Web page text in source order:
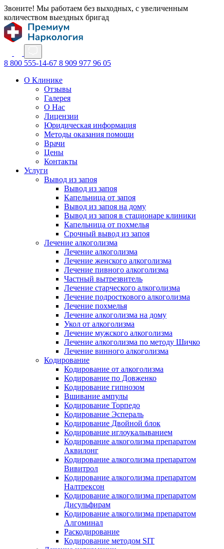
Звоните! Мы работаем без выходных, с увеличенным
количеством выездных бригад
8 800 555-14-67 8 909 977 96 05
О Клинике
Отзывы
Галерея
О Нас
Лицензии
Юридическая информация
Методы оказания помощи
Врачи
Цены
Контакты
Услуги
Вывод из запоя
Вывод из запоя
Капельница от запоя
Вывод из запоя на дому
Вывод из запоя в стационаре клиники
Капельница от похмелья
Срочный вывод из запоя
Лечение алкоголизма
Лечение алкоголизма
Лечение женского алкоголизма
Лечение пивного алкоголизма
Частный вытрезвитель
Лечение старческого алкоголизма
Лечение подросткового алкоголизма
Лечение похмелья
Лечение алкоголизма на дому
Укол от алкоголизма
Лечение мужского алкоголизма
Лечение алкоголизма по методу Шичко
Лечение винного алкоголизма
Кодирование
Кодирование от алкоголизма
Кодирование по Довженко
Кодирование гипнозом
Вшивание ампулы
Кодирование Торпедо
Кодирование Эспераль
Кодирование Двойной блок
Кодирование иглоукалыванием
Кодирование алкоголизма препаратом
Аквилонг
Кодирование алкоголизма препаратом
Вивитрол
Кодирование алкоголизма препаратом
Налтрексон
Кодирование алкоголизма препаратом
Дисульфирам
Кодирование алкоголизма препаратом
Алгоминал
Раскодирование
Кодирование методом SIT